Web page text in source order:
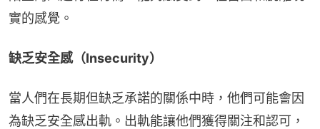
實的感覺。
缺乏安全感（Insecurity）
當人們在長期但缺乏承諾的關係中時，他們可能會因
為缺乏安全感出軌。出軌能讓他們獲得關注和認可，